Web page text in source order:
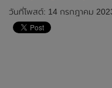
วันที่โพสต์: 14 กรกฎาคม